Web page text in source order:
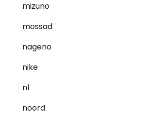
mizuno
mossad
nageno
nike
nl
noord